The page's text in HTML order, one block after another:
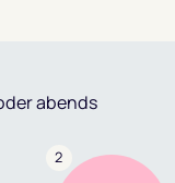
abends
2